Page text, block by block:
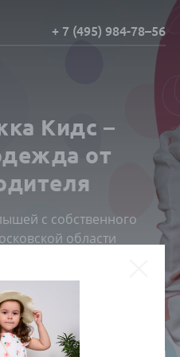
+ 7 (495) 984-78–56
Кидс –
от
с собственного
области
КАТАЛОГ